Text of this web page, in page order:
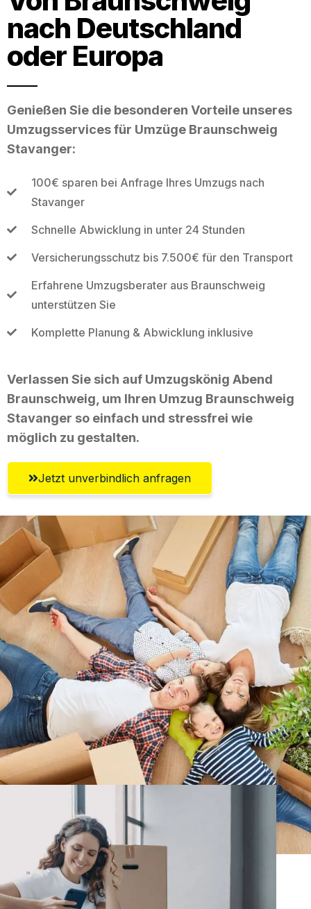
nach Deutschland
oder Europa
Genießen Sie die besonderen Vorteile unseres
Umzugsservices für Umzüge Braunschweig
Stavanger:
100€ sparen bei Anfrage Ihres Umzugs nach
Stavanger
Schnelle Abwicklung in unter 24 Stunden
Versicherungsschutz bis 7.500€ für den Transport
Erfahrene Umzugsberater aus Braunschweig
unterstützen Sie
Komplette Planung & Abwicklung inklusive
Verlassen Sie sich auf Umzugskönig Abend
Braunschweig, um Ihren Umzug Braunschweig
Stavanger so einfach und stressfrei wie
möglich zu gestalten.
Jetzt unverbindlich anfragen